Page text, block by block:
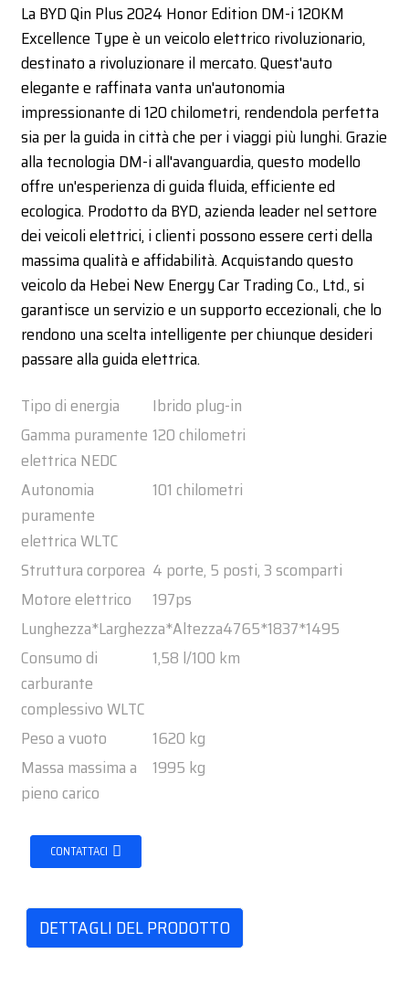
La BYD Qin Plus 2024 Honor Edition DM-i 120KM
Excellence Type è un veicolo elettrico rivoluzionario,
destinato a rivoluzionare il mercato. Quest'auto
elegante e raffinata vanta un'autonomia
impressionante di 120 chilometri, rendendola perfetta
sia per la guida in città che per i viaggi più lunghi. Grazie
alla tecnologia DM-i all'avanguardia, questo modello
offre un'esperienza di guida fluida, efficiente ed
ecologica. Prodotto da BYD, azienda leader nel settore
dei veicoli elettrici, i clienti possono essere certi della
massima qualità e affidabilità. Acquistando questo
veicolo da Hebei New Energy Car Trading Co., Ltd., si
garantisce un servizio e un supporto eccezionali, che lo
rendono una scelta intelligente per chiunque desideri
passare alla guida elettrica.
Tipo di energia
Ibrido plug-in
Gamma puramente
elettrica NEDC
120 chilometri
Autonomia
puramente
elettrica WLTC
101 chilometri
Struttura corporea 4 porte, 5 posti, 3 scomparti
Motore elettrico
197ps
Lunghezza*Larghezza*Altezza4765*1837*1495
Consumo di
carburante
complessivo WLTC
1,58 l/100 km
Peso a vuoto
1620 kg
Massa massima a
pieno carico
1995 kg
CONTATTACI
DETTAGLI DEL PRODOTTO